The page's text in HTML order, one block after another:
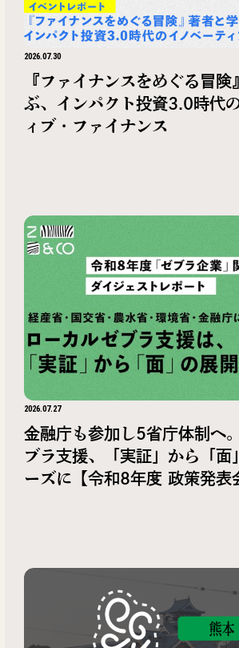
2026.07.30
『ファイナンスをめぐる冒険
ぶ、インパクト投資3.0時代
ィブ・ファイナンス
2026.07.27
金融庁も参加し5省庁体制へ
ブラ支援、「実証」から「面
ーズに【令和8年度 政策発表